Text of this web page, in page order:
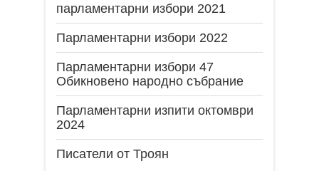
парламентарни избори 2021
Парламентарни избори 2022
Парламентарни избори 47
Обикновено народно събрание
Парламентарни изпити октомври
2024
Писатели от Троян